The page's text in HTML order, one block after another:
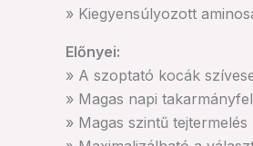
» Kiegyensúlyozott
Előnyei:
» A szoptató kocák
» Magas napi
» Magas szintű tejtermelés